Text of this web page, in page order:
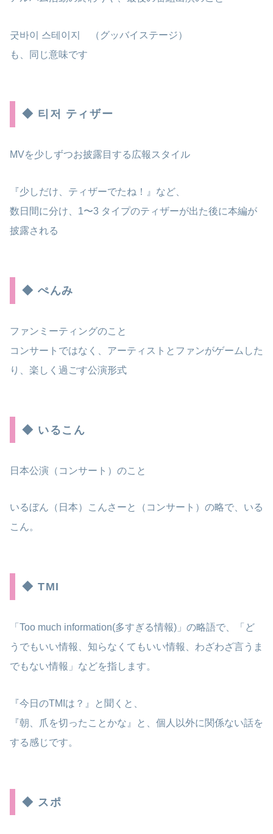
굿바이 스테이지 （グッバイステージ）
も、同じ意味です
◆ 티저 ティザー
MVを少しずつお披露目する広報スタイル
『少しだけ、ティザーでたね！』など、
数日間に分け、1〜3 タイプのティザーが出た後に本編が
披露される
◆ ぺんみ
ファンミーティングのこと
コンサートではなく、アーティストとファンがゲームした
り、楽しく過ごす公演形式
◆ いるこん
日本公演（コンサート）のこと
いるぼん（日本）こんさーと（コンサート）の略で、いる
こん。
◆ TMI
「Too much information(多すぎる情報)」の略語で、「ど
うでもいい情報、知らなくてもいい情報、わざわざ言うま
でもない情報」などを指します。
『今日のTMIは？』と聞くと、
『朝、爪を切ったことかな』と、個人以外に関係ない話を
する感じです。
◆ スポ